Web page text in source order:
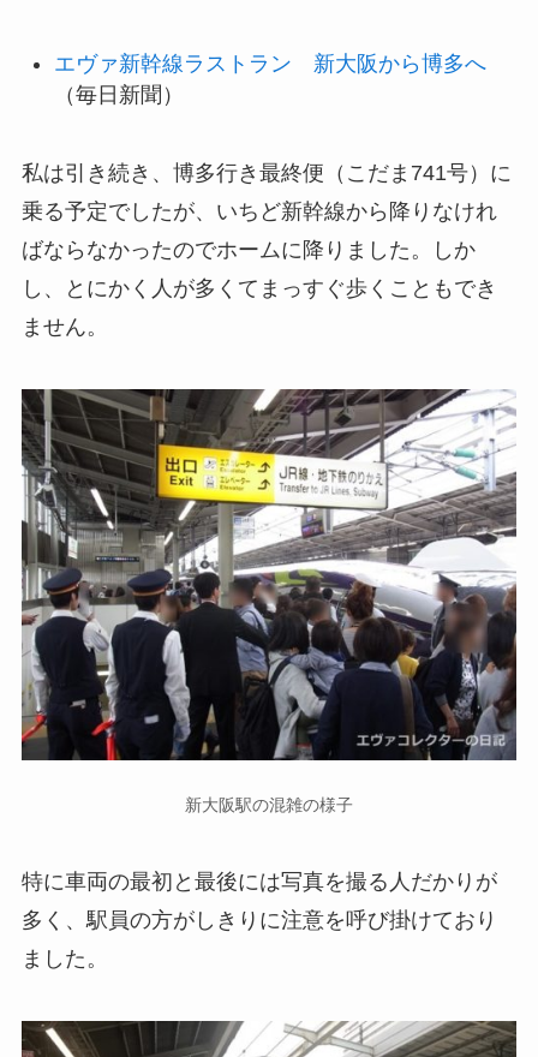
エヴァ新幹線ラストラン 新大阪から博多へ
（毎日新聞）
私は引き続き、博多行き最終便（こだま741号）に
乗る予定でしたが、いちど新幹線から降りなけれ
ばならなかったのでホームに降りました。しか
し、とにかく人が多くてまっすぐ歩くこともでき
ません。
新大阪駅の混雑の様子
特に車両の最初と最後には写真を撮る人だかりが
多く、駅員の方がしきりに注意を呼び掛けており
ました。